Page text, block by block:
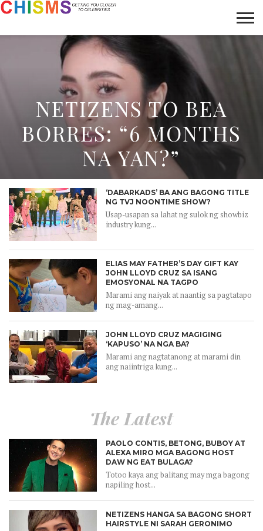
LIFESTYLE
GALLERY
ARTICLES
ABOUT
NETIZENS TO BEA
BORRES: “6 MONTHS
NA YAN?”
‘DABARKADS’ BA ANG BAGONG TITLE
NG TVJ NOONTIME SHOW?
Usap-usapan sa lahat ng sulok ng showbiz
industry kung...
ELIAS MAY FATHER’S DAY GIFT KAY
JOHN LLOYD CRUZ SA ISANG
EMOSYONAL NA TAGPO
Marami ang naiyak at naantig sa pagtatapo
ng mag-amang...
JOHN LLOYD CRUZ MAGIGING
‘KAPUSO’ NA NGA BA?
Marami ang nagtatanong at marami din
ang naiintriga kung...
The Latest
PAOLO CONTIS, BETONG, BUBOY AT
ALEXA MIRO MGA BAGONG HOST
DAW NG EAT BULAGA?
Totoo kaya ang balitang may mga bagong
napiling host...
NETIZENS HANGA SA BAGONG SHORT
HAIRSTYLE NI SARAH GERONIMO